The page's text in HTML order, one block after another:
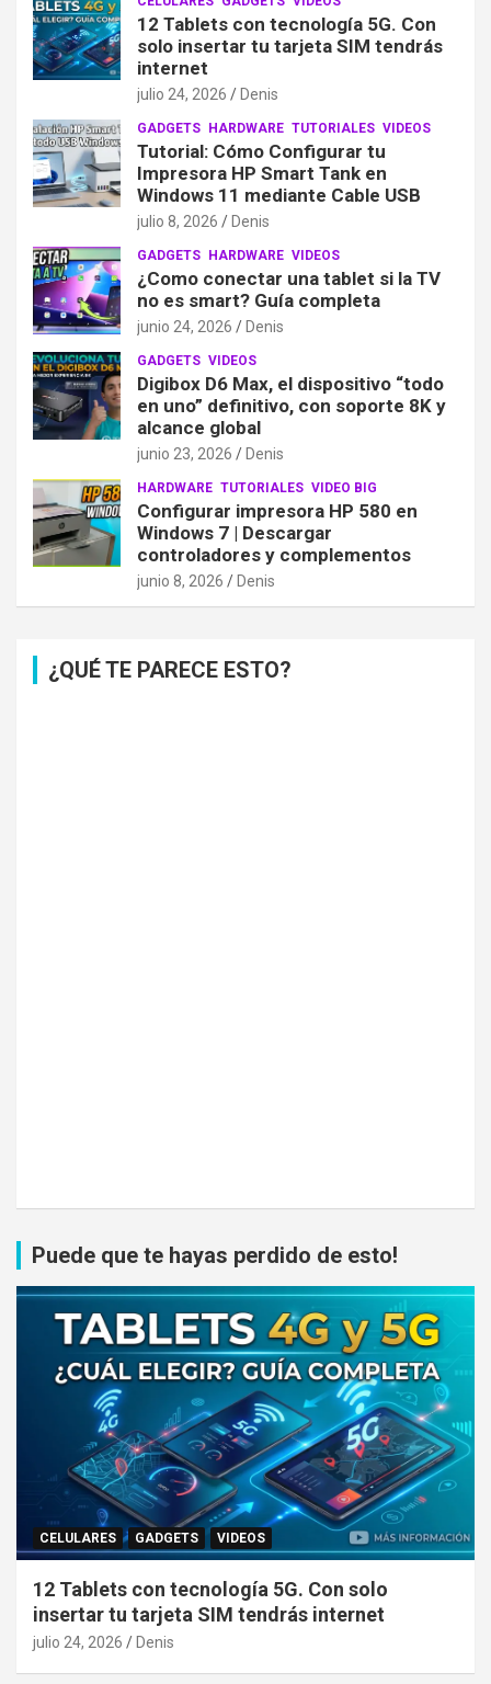
12 Tablets con tecnología 5G. Con
solo insertar tu tarjeta SIM tendrás
internet
julio 24, 2026 Denis
GADGETS HARDWARE TUTORIALES VIDEOS
Tutorial: Cómo Configurar tu
Impresora HP Smart Tank en
Windows 11 mediante Cable USB
julio 8, 2026 Denis
GADGETS HARDWARE VIDEOS
¿Como conectar una tablet si la TV
no es smart? Guía completa
junio 24, 2026 Denis
GADGETS VIDEOS
Digibox D6 Max, el dispositivo “todo
en uno” definitivo, con soporte 8K y
alcance global
junio 23, 2026 Denis
HARDWARE TUTORIALES VIDEO BIG
Configurar impresora HP 580 en
Windows 7 | Descargar
controladores y complementos
junio 8, 2026 Denis
¿QUÉ TE PARECE ESTO?
Puede que te hayas perdido de esto!
CELULARES GADGETS VIDEOS
12 Tablets con tecnología 5G. Con solo
insertar tu tarjeta SIM tendrás internet
julio 24, 2026 Denis